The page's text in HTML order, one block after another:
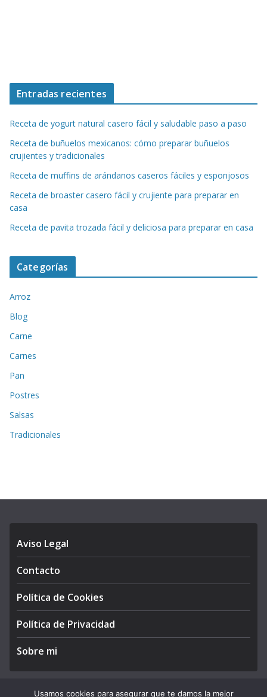
Entradas recientes
Receta de yogurt natural casero fácil y saludable paso a paso
Receta de buñuelos mexicanos: cómo preparar buñuelos
crujientes y tradicionales
Receta de muffins de arándanos caseros fáciles y esponjosos
Receta de broaster casero fácil y crujiente para preparar en
casa
Receta de pavita trozada fácil y deliciosa para preparar en casa
Categorías
Arroz
Blog
Carne
Carnes
Pan
Postres
Salsas
Tradicionales
Aviso Legal
Contacto
Política de Cookies
Política de Privacidad
Sobre mi
Usamos cookies para asegurar que te damos la mejor